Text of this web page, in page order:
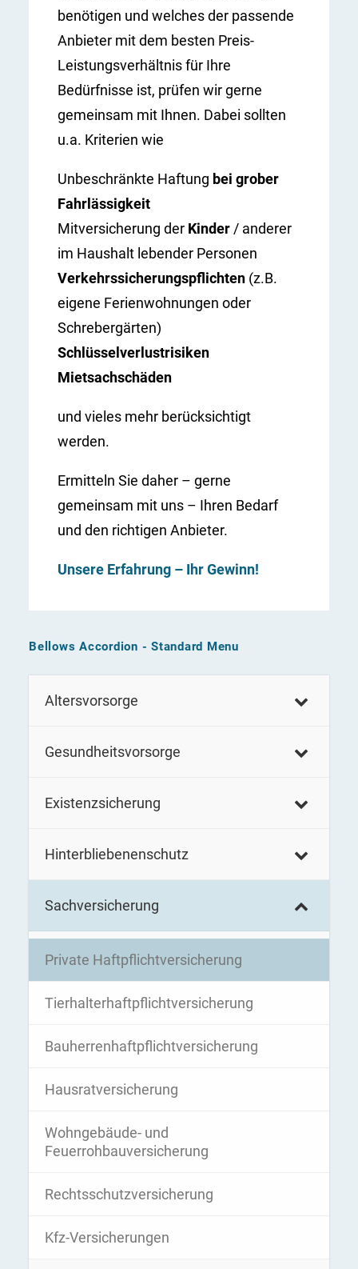
benötigen und welches der passende
Anbieter mit dem besten Preis-
Leistungsverhältnis für Ihre
Bedürfnisse ist, prüfen wir gerne
gemeinsam mit Ihnen. Dabei sollten
u.a. Kriterien wie
Unbeschränkte Haftung bei grober
Fahrlässigkeit
Mitversicherung der Kinder / anderer
im Haushalt lebender Personen
Verkehrssicherungspflichten (z.B.
eigene Ferienwohnungen oder
Schrebergärten)
Schlüsselverlustrisiken
Mietsachschäden
und vieles mehr berücksichtigt
werden.
Ermitteln Sie daher – gerne
gemeinsam mit uns – Ihren Bedarf
und den richtigen Anbieter.
Unsere Erfahrung – Ihr Gewinn!
Bellows Accordion - Standard Menu
Altersvorsorge
Gesundheitsvorsorge
Existenzsicherung
Hinterbliebenenschutz
Sachversicherung
Private Haftpflichtversicherung
Tierhalterhaftpflichtversicherung
Bauherrenhaftpflichtversicherung
Hausratversicherung
Wohngebäude- und
Feuerrohbauversicherung
Rechtsschutzversicherung
Kfz-Versicherungen